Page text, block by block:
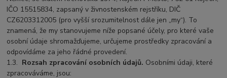
IČO 15515834, zapsaný v živnostenském rejstříku, DIČ
CZ6203312005 (pro vyšší srozumitelnost dále jen „my“). To
znamená, že my stanovujeme níže popsané účely, pro které vaše
osobní údaje shromažďujeme, určujeme prostředky zpracování a
odpovídáme za jeho řádné provedení.
1.3. Rozsah zpracování osobních údajů. Osobními údaji, které
zpracováváme, jsou: